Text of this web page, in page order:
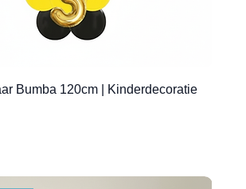
Bumba 120cm | Kinderdecoratie